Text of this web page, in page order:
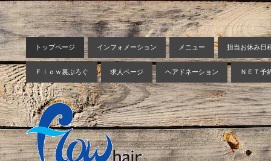
トップページ インフォメーション メニュー 担当お休み日
Ｆｌｏｗ裏ぶろぐ 求人ページ ヘアドネーション ＮＥＴ予